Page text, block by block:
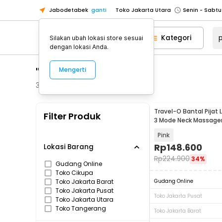
Jabodetabek ganti Toko Jakarta Utara
Toko Tangerang
Toko Cikupa
Pick n Go Jakarta Barat
Senin -
Toko Jakarta Barat
Senin -
Toko Tangerang
Senin - Jumat
Senin - Jumat
Kategori
"pijat leher"
321
Filter Produk
Lokasi Barang
Gudang Online
Toko Cikupa
Toko Jakarta Barat
Toko Jakarta Pusat
Toko Jakarta Utara
Toko Tangerang
Travel-O Bantal Pijat
3 Mode Neck
Pink
Rp148.600
Rp224.900 34%
Gudang Online
Toko Jakarta Pusat
Toko Jakarta Barat
Silakan ubah lokasi store sesuai
dengan lokasi Anda.
Mengerti